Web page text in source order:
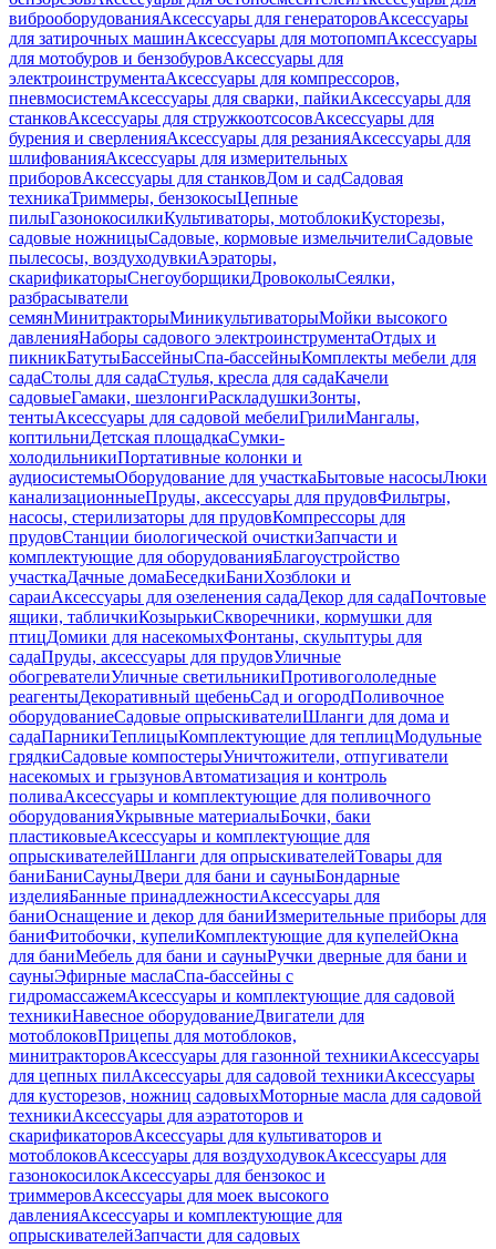
виброоборудованияАксессуары для генераторовАксессуары
для затирочных машинАксессуары для мотопомпАксессуары
для мотобуров и бензобуровАксессуары для
электроинструментаАксессуары для компрессоров,
пневмосистемАксессуары для сварки, пайкиАксессуары для
станковАксессуары для стружкоотсосовАксессуары для
бурения и сверленияАксессуары для резанияАксессуары для
шлифованияАксессуары для измерительных
приборовАксессуары для станковДом и садСадовая
техникаТриммеры, бензокосыЦепные
пилыГазонокосилкиКультиваторы, мотоблокиКусторезы,
садовые ножницыСадовые, кормовые измельчителиСадовые
пылесосы, воздуходувкиАэраторы,
скарификаторыСнегоуборщикиДровоколыСеялки,
разбрасыватели
семянМинитракторыМиникультиваторыМойки высокого
давленияНаборы садового электроинструментаОтдых и
пикникБатутыБассейныСпа-бассейныКомплекты мебели для
садаСтолы для садаСтулья, кресла для садаКачели
садовыеГамаки, шезлонгиРаскладушкиЗонты,
тентыАксессуары для садовой мебелиГрилиМангалы,
коптильниДетская площадкаСумки-
холодильникиПортативные колонки и
аудиосистемыОборудование для участкаБытовые насосыЛюки
канализационныеПруды, аксессуары для прудовФильтры,
насосы, стерилизаторы для прудовКомпрессоры для
прудовСтанции биологической очисткиЗапчасти и
комплектующие для оборудованияБлагоустройство
участкаДачные домаБеседкиБаниХозблоки и
сараиАксессуары для озеленения садаДекор для садаПочтовые
ящики, табличкиКозырькиСкворечники, кормушки для
птицДомики для насекомыхФонтаны, скульптуры для
садаПруды, аксессуары для прудовУличные
обогревателиУличные светильникиПротивогололедные
реагентыДекоративный щебеньСад и огородПоливочное
оборудованиеСадовые опрыскивателиШланги для дома и
садаПарникиТеплицыКомплектующие для теплицМодульные
грядкиСадовые компостерыУничтожители, отпугиватели
насекомых и грызуновАвтоматизация и контроль
поливаАксессуары и комплектующие для поливочного
оборудованияУкрывные материалыБочки, баки
пластиковыеАксессуары и комплектующие для
опрыскивателейШланги для опрыскивателейТовары для
баниБаниСауныДвери для бани и сауныБондарные
изделияБанные принадлежностиАксессуары для
баниОснащение и декор для баниИзмерительные приборы для
баниФитобочки, купелиКомплектующие для купелейОкна
для баниМебель для бани и сауныРучки дверные для бани и
сауныЭфирные маслаСпа-бассейны с
гидромассажемАксессуары и комплектующие для садовой
техникиНавесное оборудованиеДвигатели для
мотоблоковПрицепы для мотоблоков,
минитракторовАксессуары для газонной техникиАксессуары
для цепных пилАксессуары для садовой техникиАксессуары
для кусторезов, ножниц садовыхМоторные масла для садовой
техникиАксессуары для аэратоторов и
скарификаторовАксессуары для культиваторов и
мотоблоковАксессуары для воздуходувокАксессуары для
газонокосилокАксессуары для бензокос и
триммеровАксессуары для моек высокого
давленияАксессуары и комплектующие для
опрыскивателейЗапчасти для садовых